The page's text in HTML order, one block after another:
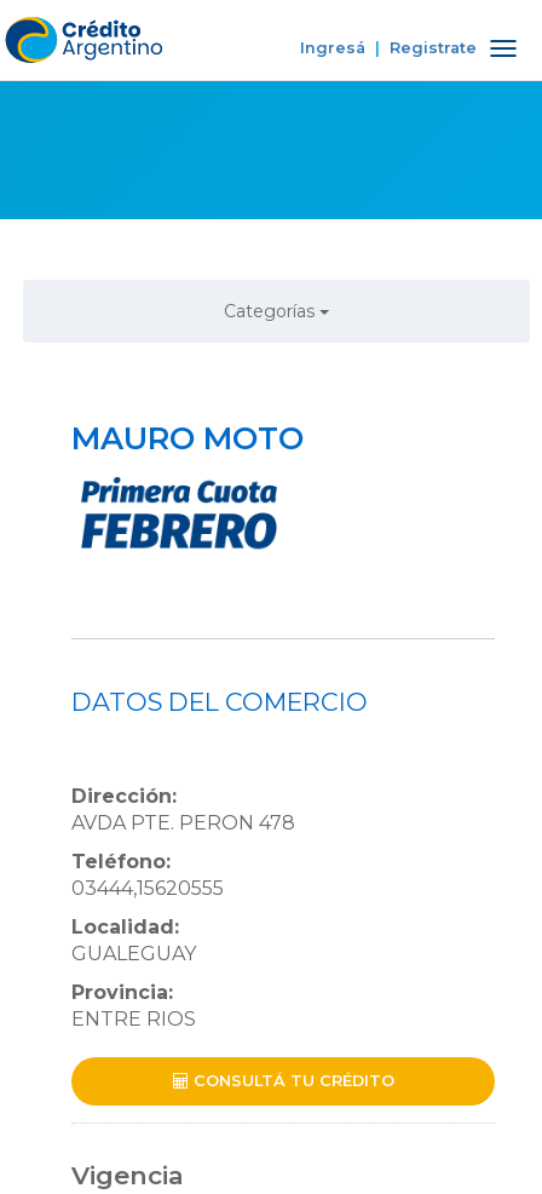
Ingresá Registrate
Categorías
MAURO MOTO
DATOS DEL COMERCIO
Dirección:
AVDA PTE. PERON 478
Teléfono:
03444,15620555
Localidad:
GUALEGUAY
Provincia:
ENTRE RIOS
CONSULTÁ TU CRÉDITO
Vigencia